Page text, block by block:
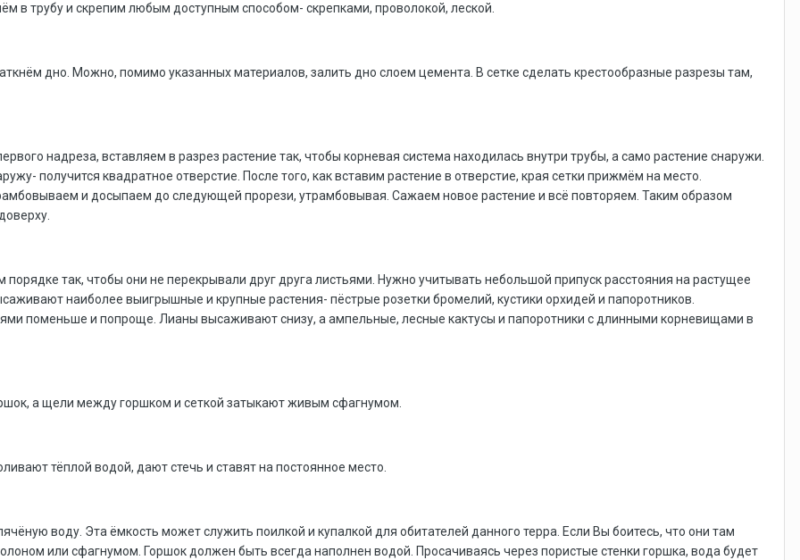
в трубу и скрепим любым доступным способом- скрепками, проволокой, леской.
дно. Можно, помимо указанных материалов, залить дно слоем цемента. В сетке сделать крестообразные разрезы там,
надреза, вставляем в разрез растение так, чтобы корневая система находилась внутри трубы, а само растение снаружи.
получится квадратное отверстие. После того, как вставим растение в отверстие, края сетки прижмём на место.
и досыпаем до следующей прорези, утрамбовывая. Сажаем новое растение и всё повторяем. Таким образом
так, чтобы они не перекрывали друг друга листьями. Нужно учитывать небольшой припуск расстояния на растущее
наиболее выигрышные и крупные растения- пёстрые розетки бромелий, кустики орхидей и папоротников.
поменьше и попроще. Лианы высаживают снизу, а ампельные, лесные кактусы и папоротники с длинными корневищами в
а щели между горшком и сеткой затыкают живым сфагнумом.
тёплой водой, дают стечь и ставят на постоянное место.
воду. Эта ёмкость может служить поилкой и купалкой для обитателей данного терра. Если Вы боитесь, что они там
или сфагнумом. Горшок должен быть всегда наполнен водой. Просачиваясь через пористые стенки горшка, вода будет